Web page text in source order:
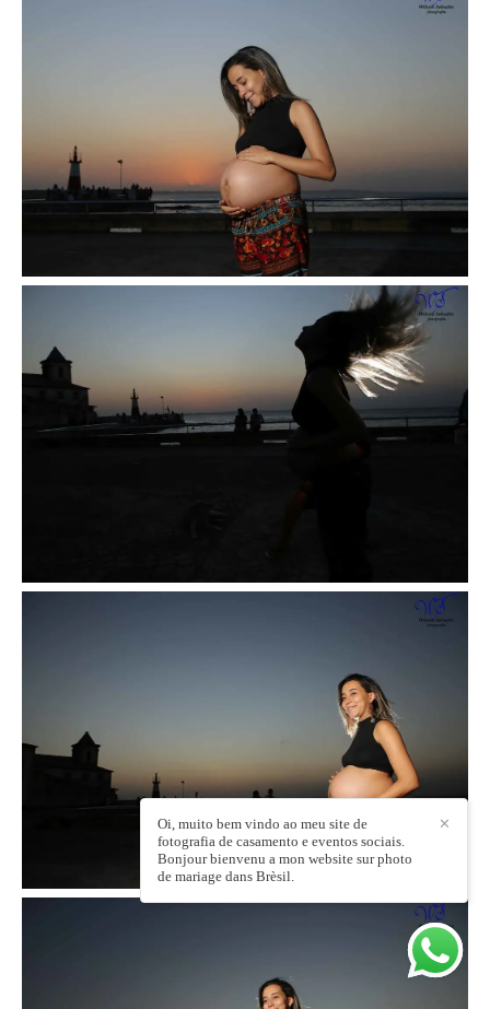
✕
Oi, muito bem vindo ao meu site de
fotografia de casamento e eventos sociais.
Bonjour bienvenu a mon website sur photo
de mariage dans Brèsil.